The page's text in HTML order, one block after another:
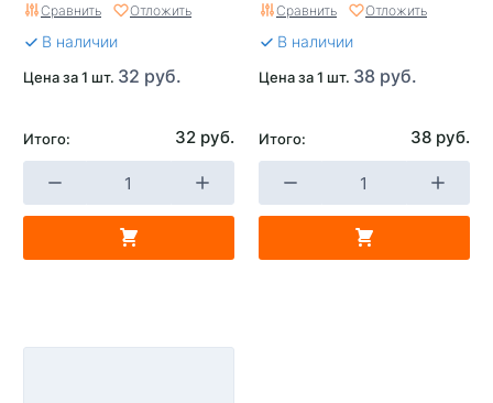
Сравнить Отложить
В наличии
Цена за 1 шт. 32 руб.
Итого: 32 руб.
Сравнить Отложить
В наличии
Цена за 1 шт. 38 руб.
Итого: 38 руб.